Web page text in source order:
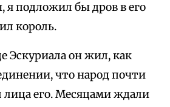
я подложил бы дров в его
король.
Эскуриала он жил, как
что народ почти
лица его. Месяцами ждали